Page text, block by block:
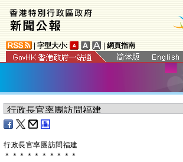
字型大小: 網頁指南
行政長官率團訪問福建
＊ ＊ ＊ ＊ ＊ ＊ ＊ ＊ ＊ ＊